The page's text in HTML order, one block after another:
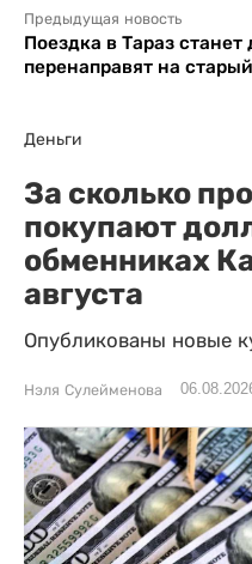
Предыдущая новость
Поездка в Тараз
перенаправят на
Деньги
За сколько
покупают
обменниках
августа
Опубликованы новые
Нэля Сулейменова